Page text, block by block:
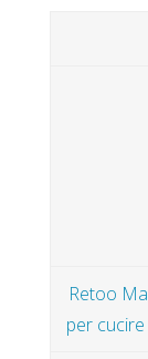
Retoo
per